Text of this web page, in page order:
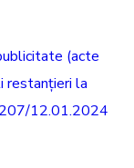
(acte
restanțieri la
12.01.2024